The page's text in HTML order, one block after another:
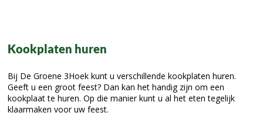
Kookplaten huren
Bij De Groene 3Hoek kunt u verschillende kookplaten huren.
Geeft u een groot feest? Dan kan het handig zijn om een
kookplaat te huren. Op die manier kunt u al het eten tegelijk
klaarmaken voor uw feest.